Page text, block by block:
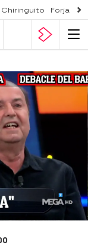
Chiringuito Forjado